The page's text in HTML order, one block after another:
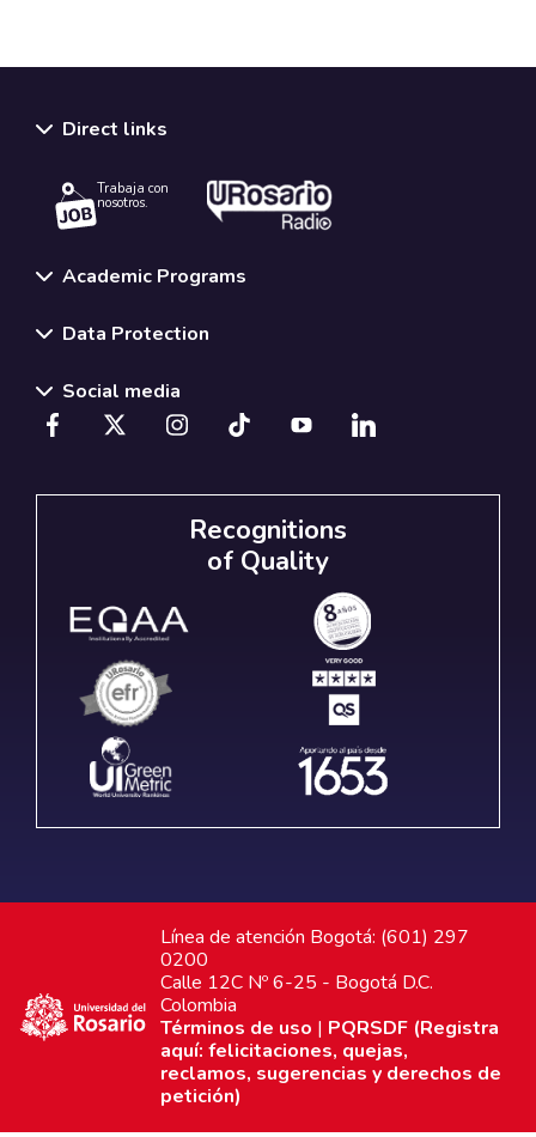
Direct links
Trabaja con
nosotros.
Academic Programs
Data Protection
Social media
Recognitions
of Quality
Línea de atención Bogotá: (601) 297
0200
Calle 12C Nº 6-25 - Bogotá D.C.
Colombia
Términos de uso | PQRSDF (Registra
aquí: felicitaciones, quejas,
reclamos, sugerencias y derechos de
petición)